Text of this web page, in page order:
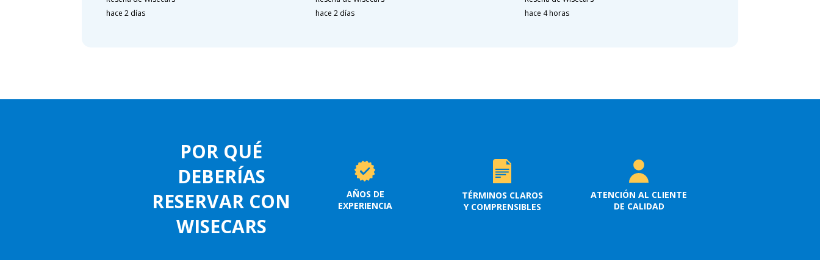
hace 2 días
hace 2 días
hace 4 horas
POR QUÉ
DEBERÍAS
RESERVAR CON
WISECARS
AÑOS DE
EXPERIENCIA
TÉRMINOS CLAROS
Y COMPRENSIBLES
ATENCIÓN AL CLIENTE
DE CALIDAD